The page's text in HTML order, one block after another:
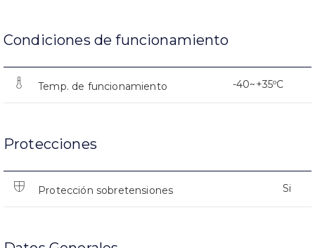
Condiciones de funcionamiento
Temp. de funcionamiento -40~+35ºC
Protecciones
Protección sobretensiones Si